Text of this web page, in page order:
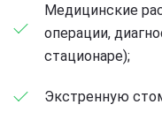
Медицинские
операции,
стационаре);
Экстренную